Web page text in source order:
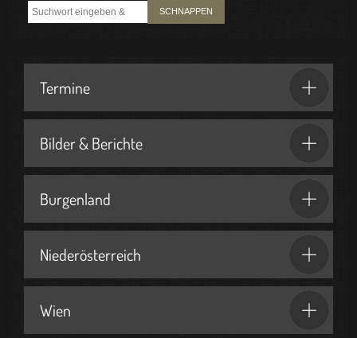
SCHNAPPEN
Termine
Bilder & Berichte
Burgenland
Niederösterreich
Wien